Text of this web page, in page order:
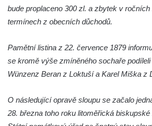
Sloup sv. Judy Tadeáše v Nábřežní ulici v
Zákupech
Nepomuckého u Bredovského letohrádku
Sloup s kaplicí (boží muka) u Rynoltic
Sloup s kaplicí (boží muka) ve Lvové
bude proplaceno 300 zl. a zbytek v
termínech z obecních důchodů.
Pamětní listina z 22. července 1879
se kromě výše zmíněného sochaře
Wünzenz Beran z Loktuší a Karel Miška z
O následující opravě sloupu se začalo
28. března toho roku litoměřická